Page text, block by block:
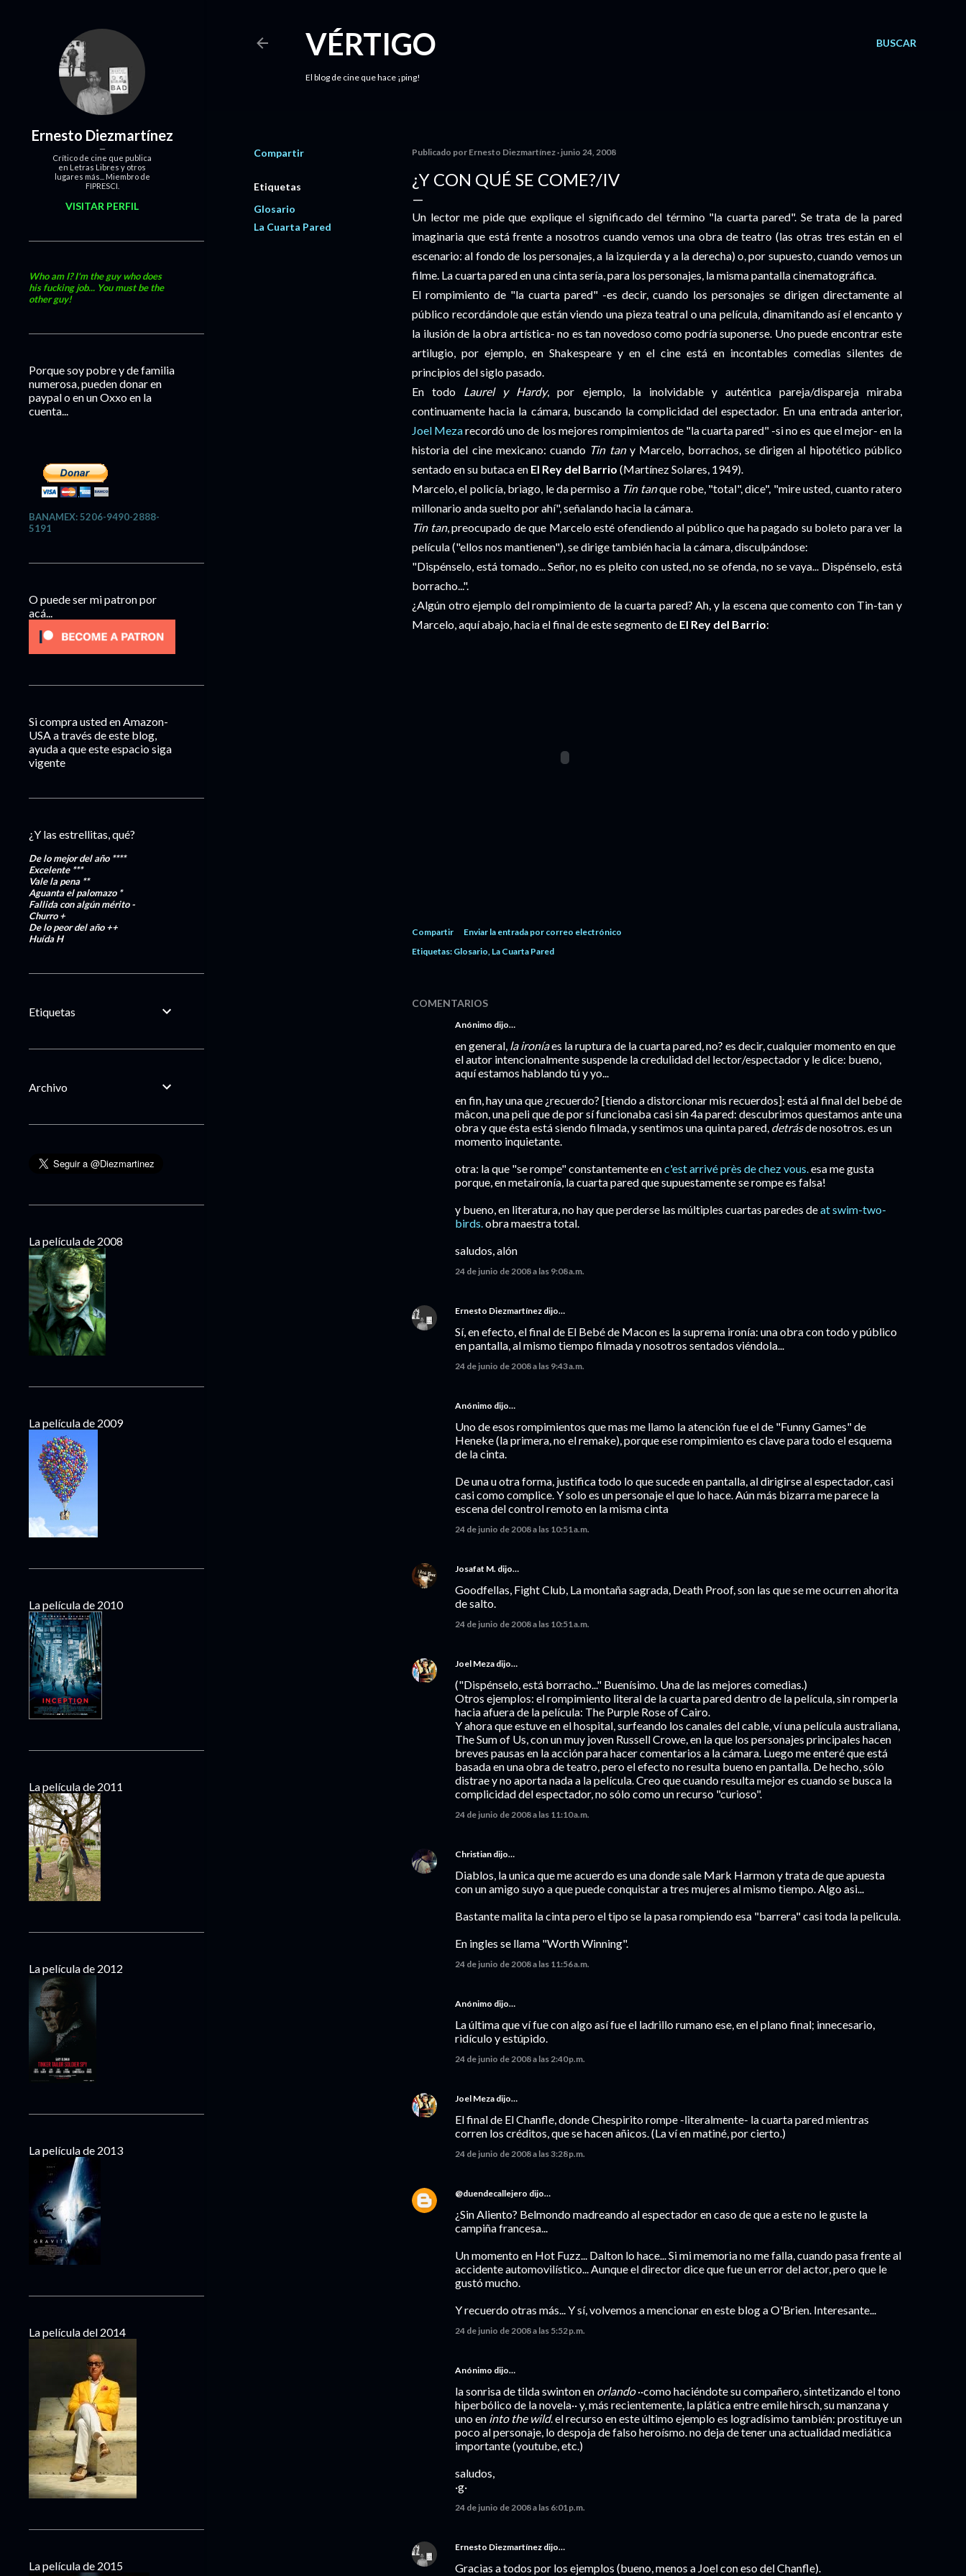
BUSCAR
VÉRTIGO
El blog de cine que hace ¡ping!
Compartir
Etiquetas
Glosario
La Cuarta Pared
Publicado por Ernesto Diezmartínez junio 24, 2008
¿Y CON QUÉ SE COME?/IV
Un lector me pide que explique el significado del término "la cuarta pared". Se trata de la pared
imaginaria que está frente a nosotros cuando vemos una obra de teatro (las otras tres están en el
escenario: al fondo de los personajes, a la izquierda y a la derecha) o, por supuesto, cuando vemos un
filme. La cuarta pared en una cinta sería, para los personajes, la misma pantalla cinematográfica.
El rompimiento de "la cuarta pared" -es decir, cuando los personajes se dirigen directamente al
público recordándole que están viendo una pieza teatral o una película, dinamitando así el encanto y
la ilusión de la obra artística- no es tan novedoso como podría suponerse. Uno puede encontrar este
artilugio, por ejemplo, en Shakespeare y en el cine está en incontables comedias silentes de
principios del siglo pasado.
En todo Laurel y Hardy, por ejemplo, la inolvidable y auténtica pareja/dispareja miraba
continuamente hacia la cámara, buscando la complicidad del espectador. En una entrada anterior,
Joel Mezarecordó uno de los mejores rompimientos de "la cuarta pared" -si no es que el mejor- en la
historia del cine mexicano: cuando Tin tany Marcelo, borrachos, se dirigen al hipotético público
sentado en su butaca en El Rey del Barrio (Martínez Solares, 1949).
Marcelo, el policía, briago, le da permiso a Tin tanque robe, "total", dice", "mire usted, cuanto ratero
millonario anda suelto por ahí", señalando hacia la cámara.
Tin tan, preocupado de que Marcelo esté ofendiendo al público que ha pagado su boleto para ver la
película ("ellos nos mantienen"), se dirige también hacia la cámara, disculpándose:
"Dispénselo, está tomado... Señor, no es pleito con usted, no se ofenda, no se vaya... Dispénselo, está
borracho...".
¿Algún otro ejemplo del rompimiento de la cuarta pared? Ah, y la escena que comento con Tin-tan y
Marcelo, aquí abajo, hacia el final de este segmento de El Rey del Barrio:
Compartir
Enviar la entrada por correo electrónico
Etiquetas: Glosario La Cuarta Pared
COMENTARIOS
Anónimo dijo…
en general, la ironíaes la ruptura de la cuarta pared, no? es decir, cualquier momento en que
el autor intencionalmente suspende la credulidad del lector/espectador y le dice: bueno,
aquí estamos hablando tú y yo...
en fin, hay una que ¿recuerdo? [tiendo a distorcionar mis recuerdos]: está al final del bebé de
mâcon, una peli que de por sí funcionaba casi sin 4a pared: descubrimos questamos ante una
obra y que ésta está siendo filmada, y sentimos una quinta pared, detrásde nosotros. es un
momento inquietante.
otra: la que "se rompe" constantemente enc'est arrivé près de chez vous.esa me gusta
porque, en metaironía, la cuarta pared que supuestamente se rompe es falsa!
y bueno, en literatura, no hay que perderse las múltiples cuartas paredes deat swim-two-
birds.obra maestra total.
saludos, alón
24 de junio de 2008 a las 9:08 a.m.
Ernesto Diezmartínez dijo…
Sí, en efecto, el final de El Bebé de Macon es la suprema ironía: una obra con todo y público
en pantalla, al mismo tiempo filmada y nosotros sentados viéndola...
24 de junio de 2008 a las 9:43 a.m.
Anónimo dijo…
Uno de esos rompimientos que mas me llamo la atención fue el de "Funny Games" de
Heneke (la primera, no el remake), porque ese rompimiento es clave para todo el esquema
de la cinta.
De una u otra forma, justifica todo lo que sucede en pantalla, al dirigirse al espectador, casi
casi como complice. Y solo es un personaje el que lo hace. Aún más bizarra me parece la
escena del control remoto en la misma cinta
24 de junio de 2008 a las 10:51 a.m.
Josafat M. dijo…
Goodfellas, Fight Club, La montaña sagrada, Death Proof, son las que se me ocurren ahorita
de salto.
24 de junio de 2008 a las 10:51 a.m.
Joel Meza dijo…
("Dispénselo, está borracho..." Buenísimo. Una de las mejores comedias.)
Otros ejemplos: el rompimiento literal de la cuarta pared dentro de la película, sin romperla
hacia afuera de la película: The Purple Rose of Cairo.
Y ahora que estuve en el hospital, surfeando los canales del cable, ví una película australiana,
The Sum of Us, con un muy joven Russell Crowe, en la que los personajes principales hacen
breves pausas en la acción para hacer comentarios a la cámara. Luego me enteré que está
basada en una obra de teatro, pero el efecto no resulta bueno en pantalla. De hecho, sólo
distrae y no aporta nada a la película. Creo que cuando resulta mejor es cuando se busca la
complicidad del espectador, no sólo como un recurso "curioso".
24 de junio de 2008 a las 11:10 a.m.
Christian dijo…
Diablos, la unica que me acuerdo es una donde sale Mark Harmon y trata de que apuesta
con un amigo suyo a que puede conquistar a tres mujeres al mismo tiempo. Algo asi...
Bastante malita la cinta pero el tipo se la pasa rompiendo esa "barrera" casi toda la pelicula.
En ingles se llama "Worth Winning".
24 de junio de 2008 a las 11:56 a.m.
Anónimo dijo…
La última que ví fue con algo así fue el ladrillo rumano ese, en el plano final; innecesario,
ridículo y estúpido.
24 de junio de 2008 a las 2:40 p.m.
Joel Meza dijo…
El final de El Chanfle, donde Chespirito rompe -literalmente- la cuarta pared mientras
corren los créditos, que se hacen añicos. (La ví en matiné, por cierto.)
24 de junio de 2008 a las 3:28 p.m.
@duendecallejero dijo…
¿Sin Aliento? Belmondo madreando al espectador en caso de que a este no le guste la
campiña francesa...
Un momento en Hot Fuzz... Dalton lo hace... Si mi memoria no me falla, cuando pasa frente al
accidente automovilístico... Aunque el director dice que fue un error del actor, pero que le
gustó mucho.
Y recuerdo otras más... Y sí, volvemos a mencionar en este blog a O'Brien. Interesante...
24 de junio de 2008 a las 5:52 p.m.
Anónimo dijo…
la sonrisa de tilda swinton en orlando··como haciéndote su compañero, sintetizando el tono
hiperbólico de la novela·· y, más recientemente, la plática entre emile hirsch, su manzana y
uno en into the wild. el recurso en este último ejemplo es logradísimo también: prostituye un
poco al personaje, lo despoja de falso heroísmo. no deja de tener una actualidad mediática
importante (youtube, etc.)
saludos,
·g·
24 de junio de 2008 a las 6:01 p.m.
Ernesto Diezmartínez dijo…
Gracias a todos por los ejemplos (bueno, menos a Joel con eso del Chanfle).
Ernesto Diezmartínez
Crítico de cine que publica
en Letras Libres y otros
lugares más... Miembro de
FIPRESCI.
VISITAR PERFIL
Who am I? I'm the guy who does
his fucking job... You must be the
other guy!
Porque soy pobre y de familia
numerosa, pueden donar en
paypal o en un Oxxo en la
cuenta...
BANAMEX: 5206-9490-2888-
5191
O puede ser mi patron por
acá...
Si compra usted en Amazon-
USA a través de este blog,
ayuda a que este espacio siga
vigente
¿Y las estrellitas, qué?
De lo mejor del año ****
Excelente***
Vale la pena **
Aguanta el palomazo *
Fallida con algún mérito-
Churro+
De lo peor del año++
HuídaH
Etiquetas
Archivo
La película de 2008
La película de 2009
La película de 2010
La película de 2011
La película de 2012
La película de 2013
La película del 2014
La película de 2015